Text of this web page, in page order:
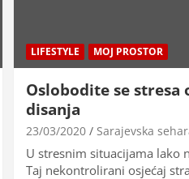
LIFESTYLE MOJ PROSTOR
Oslobodite se
disanja
23/03/2020 Sarajevska
U stresnim situacijama lako
Taj nekontrolirani osjećaj